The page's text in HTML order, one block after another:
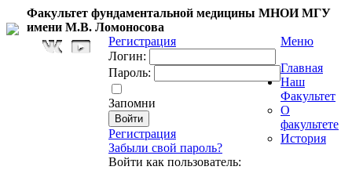
Факультет фундаментальной медицины МНОИ МГУ
имени М.В. Ломоносова
Регистрация
Логин:
Пароль:
Запомни
Регистрация
Забыли свой пароль?
Войти как пользователь:
Меню
Главная
Наш
Факультет
О
факультете
История